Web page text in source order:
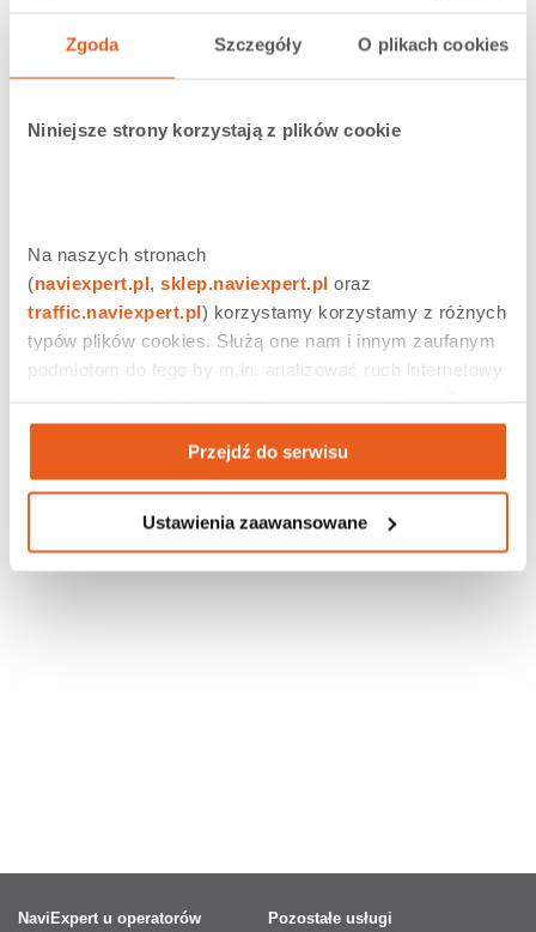
Zgoda Szczegóły O plikach cookies
Niniejsze strony korzystają z plików cookie
Na naszych stronach
(naviexpert.pl sklep.naviexpert.pl
traffic.naviexpert.pl) korzystamy korzystamy z różnych
typów plików cookies. Służą one nam i innym zaufanym
podmiotom do tego by m.in. analizować ruch internetowy
aktywności na naszych stronach internetowych. Więcej
informacji znajdziesz w naszej polityce prywatności
Przejdź do serwisu
Ustawienia zaawansowane
Ile danych pobiera system podczas jazdy?
NaviExpert u operatorów Pozostałe usługi